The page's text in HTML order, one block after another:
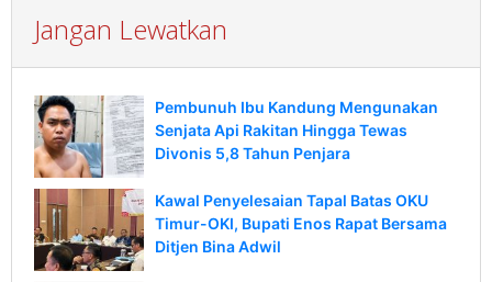
Jangan Lewatkan
Pembunuh Ibu Kandung Mengunakan
Senjata Api Rakitan Hingga Tewas
Divonis 5,8 Tahun Penjara
Kawal Penyelesaian Tapal Batas OKU
Timur-OKI, Bupati Enos Rapat Bersama
Ditjen Bina Adwil